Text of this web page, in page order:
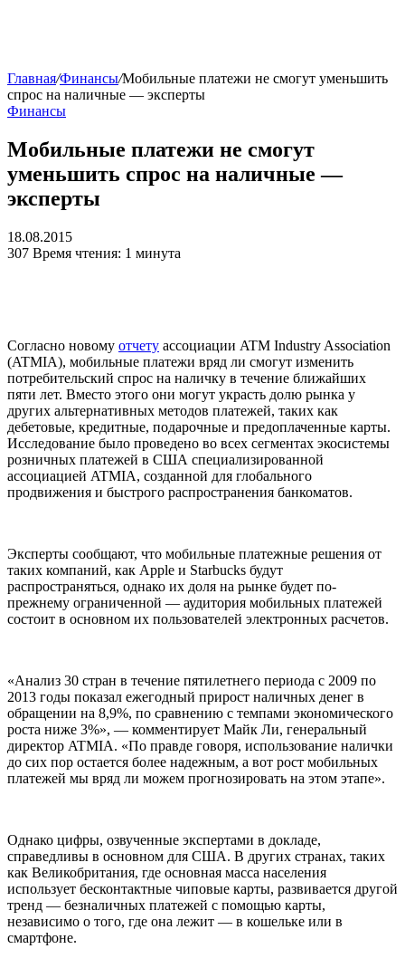
Главная/Финансы/Мобильные платежи не смогут уменьшить
спрос на наличные — эксперты
Финансы
Мобильные платежи не смогут
уменьшить спрос на наличные —
эксперты
18.08.2015
307 Время чтения: 1 минута
Согласно новому отчету ассоциации ATM Industry Association
(ATMIA), мобильные платежи вряд ли смогут изменить
потребительский спрос на наличку в течение ближайших
пяти лет. Вместо этого они могут украсть долю рынка у
других альтернативных методов платежей, таких как
дебетовые, кредитные, подарочные и предоплаченные карты.
Исследование было проведено во всех сегментах экосистемы
розничных платежей в США специализированной
ассоциацией ATMIA, созданной для глобального
продвижения и быстрого распространения банкоматов.
Эксперты сообщают, что мобильные платежные решения от
таких компаний, как Apple и Starbucks будут
распространяться, однако их доля на рынке будет по-
прежнему ограниченной — аудитория мобильных платежей
состоит в основном их пользователей электронных расчетов.
«Анализ 30 стран в течение пятилетнего периода с 2009 по
2013 годы показал ежегодный прирост наличных денег в
обращении на 8,9%, по сравнению с темпами экономического
роста ниже 3%», — комментирует Майк Ли, генеральный
директор ATMIA. «По правде говоря, использование налички
до сих пор остается более надежным, а вот рост мобильных
платежей мы вряд ли можем прогнозировать на этом этапе».
Однако цифры, озвученные экспертами в докладе,
справедливы в основном для США. В других странах, таких
как Великобритания, где основная масса населения
использует бесконтактные чиповые карты, развивается другой
тренд — безналичных платежей с помощью карты,
независимо о того, где она лежит — в кошельке или в
смартфоне.